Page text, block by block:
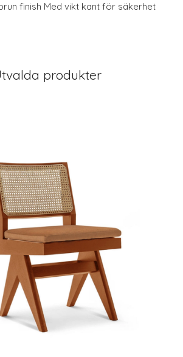
finish Med vikt kant för säkerhet
produkter